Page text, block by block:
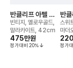
반클리프 아펠 알
함브라 네크리스
빈티지, 옐로우골드,
말라카이트, 42cm
475만원
정가대비 20%
반
함
스위
마더
정가